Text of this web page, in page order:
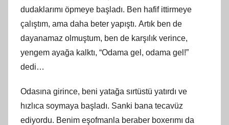
dudaklarımı öpmeye başladı. Ben hafif ittirmeye
çalıştım, ama daha beter yapıştı. Artık ben de
dayanamaz olmuştum, ben de karşılık verince,
yengem ayağa kalktı, “Odama gel, odama gel!”
dedi…
Odasına girince, beni yatağa sırtüstü yatırdı ve
hızlıca soymaya başladı. Sanki bana tecavüz
ediyordu. Benim eşofmanla beraber boxerımı da